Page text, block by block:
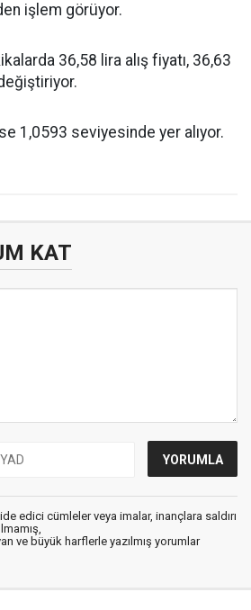
işlem görüyor.
36,58 lira alış fiyatı, 36,63
1,0593 seviyesinde yer alıyor.
KAT
edici cümleler veya imalar, inançlara saldırı
ve büyük harflerle yazılmış yorumlar